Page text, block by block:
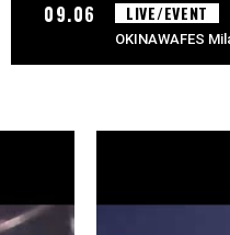
09.06 LIVE/EVENT
OKINAWAFES